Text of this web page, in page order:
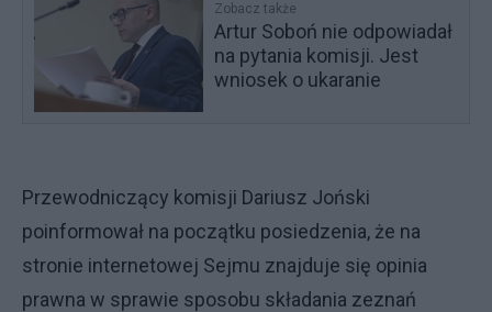
Zobacz także
Artur Soboń nie odpowiadał
na pytania komisji. Jest
wniosek o ukaranie
Przewodniczący komisji Dariusz Joński
poinformował na początku posiedzenia, że na
stronie internetowej Sejmu znajduje się opinia
prawna w sprawie sposobu składania zeznań